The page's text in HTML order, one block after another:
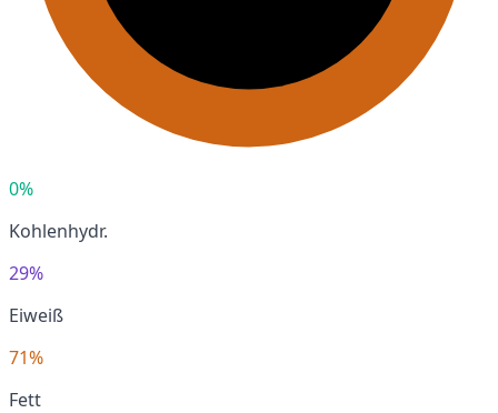
0%
Kohlenhydr.
29%
Eiweiß
71%
Fett